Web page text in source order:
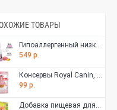
ТОВАРЫ
Гипоаллергенный низкозерновой корм Brit Care для котят, с индейкой, 400 гр
549 р.
Консервы Royal Canin, для котят с 4 до 12 месяцев, мелкие кусочки в желе, 85 г
99 р.
Добавка пищевая для котят Фармакс Омега Neo+ Веселый малыш с пребиотиком и таурином 90 таблеток